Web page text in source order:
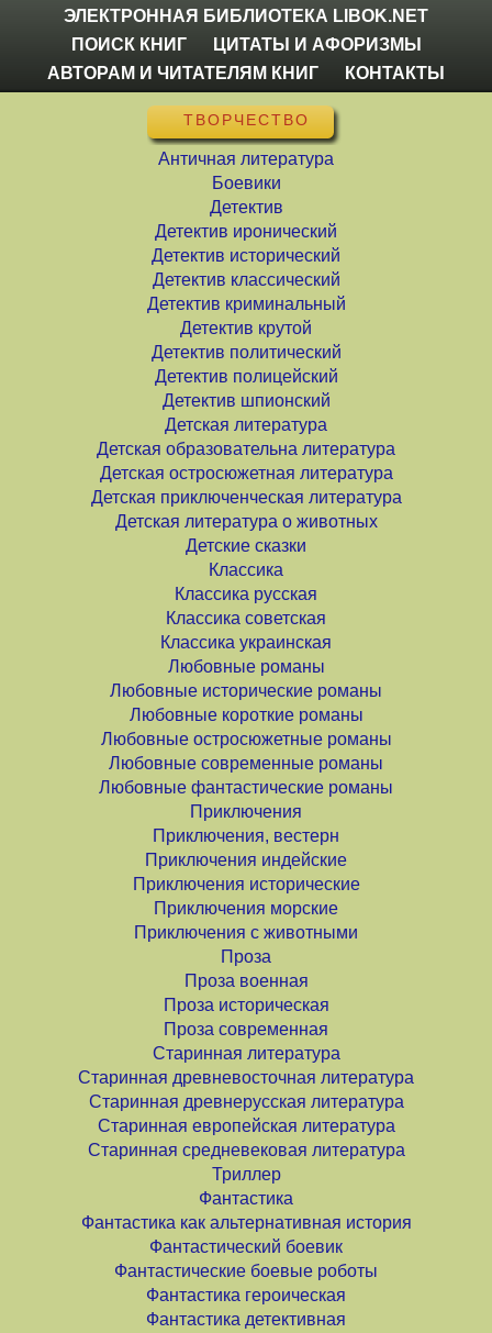
ЭЛЕКТРОННАЯ БИБЛИОТЕКА LIBOK.NET
ПОИСК КНИГ
ЦИТАТЫ И АФОРИЗМЫ
АВТОРАМ И ЧИТАТЕЛЯМ КНИГ
КОНТАКТЫ
ТВОРЧЕСТВО
Античная литература
Боевики
Детектив
Детектив иронический
Детектив исторический
Детектив классический
Детектив криминальный
Детектив крутой
Детектив политический
Детектив полицейский
Детектив шпионский
Детская литература
Детская образовательна литература
Детская остросюжетная литература
Детская приключенческая литература
Детская литература о животных
Детские сказки
Классика
Классика русская
Классика советская
Классика украинская
Любовные романы
Любовные исторические романы
Любовные короткие романы
Любовные остросюжетные романы
Любовные современные романы
Любовные фантастические романы
Приключения
Приключения, вестерн
Приключения индейские
Приключения исторические
Приключения морские
Приключения с животными
Проза
Проза военная
Проза историческая
Проза современная
Старинная литература
Старинная древневосточная литература
Старинная древнерусская литература
Старинная европейская литература
Старинная средневековая литература
Триллер
Фантастика
Фантастика как альтернативная история
Фантастический боевик
Фантастические боевые роботы
Фантастика героическая
Фантастика детективная